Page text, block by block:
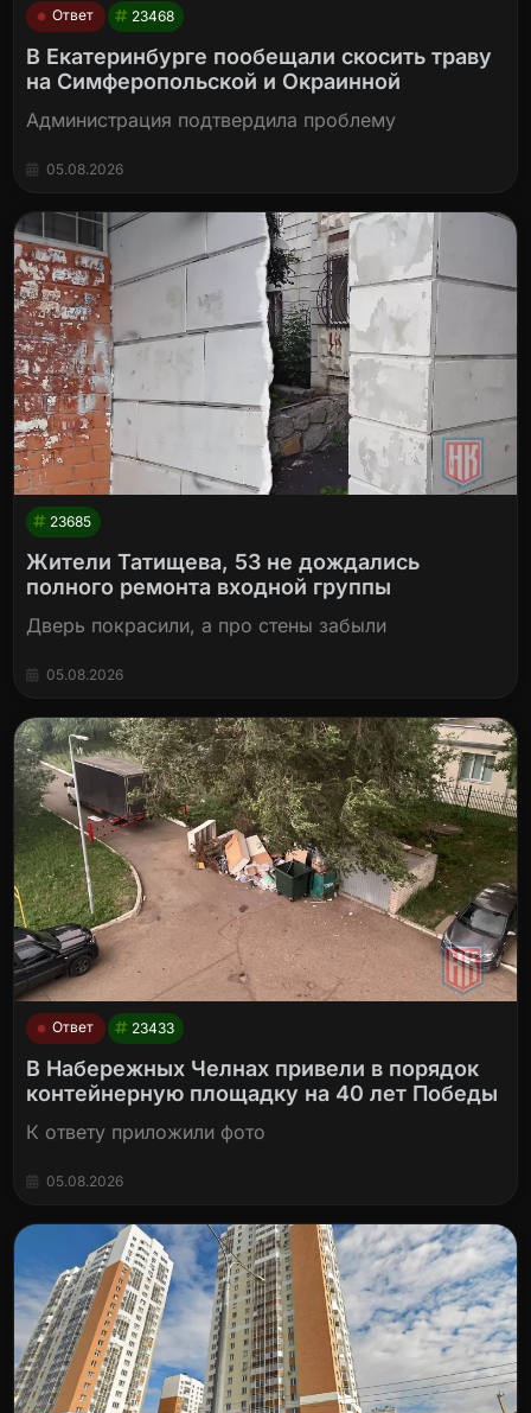
Ответ 23468
В Екатеринбурге пообещали скосить траву
на Симферопольской и Окраинной
Администрация подтвердила проблему
05.08.2026
23685
Жители Татищева, 53 не дождались
полного ремонта входной группы
Дверь покрасили, а про стены забыли
05.08.2026
Ответ 23433
В Набережных Челнах привели в порядок
контейнерную площадку на 40 лет Победы
К ответу приложили фото
05.08.2026